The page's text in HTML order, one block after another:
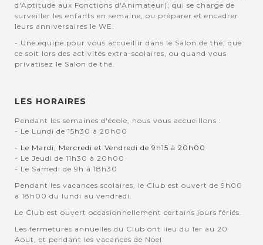
d'Aptitude aux Fonctions d'Animateur); qui se charge de
surveiller les enfants en semaine, ou préparer et encadrer
leurs anniversaires le WE.
- Une équipe pour vous accueillir dans le Salon de thé, que
ce soit lors des activités extra-scolaires, ou quand vous
privatisez le Salon de thé.
LES HORAIRES
Pendant les semaines d'école, nous vous accueillons :
- Le Lundi de 15h30 à 20h00
- Le Mardi, Mercredi et Vendredi de 9h15 à 20h00
- Le Jeudi de 11h30 à 20h00
- Le Samedi de 9h à 18h30
Pendant les vacances scolaires, le Club est ouvert de 9h00
à 18h00 du lundi au vendredi.
Le Club est ouvert occasionnellement certains jours fériés.
Les fermetures annuelles du Club ont lieu du 1er au 20
Aout, et pendant les vacances de Noel.